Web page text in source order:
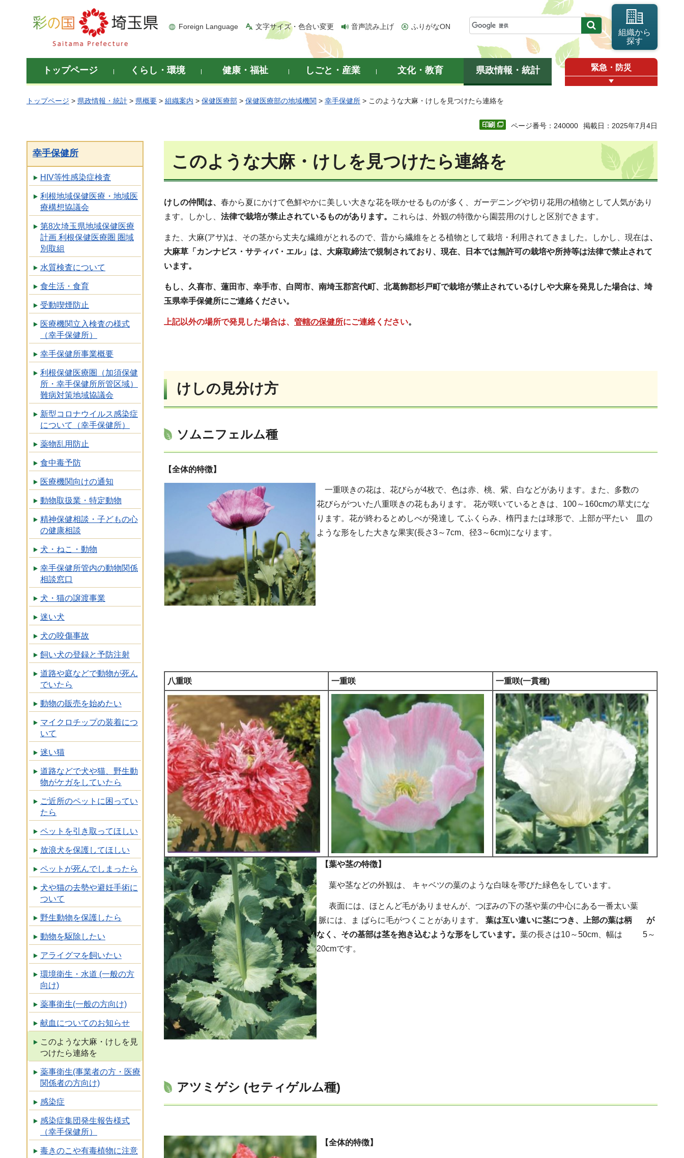
彩の国 埼玉県
Foreign Language 文字サイズ・色合い変更 音声読み上げ ふりがなON
組織から
探す
トップページ くらし・環境 健康・福祉 しごと・産業 文化・教育 県政情報・統計 緊急・防災
トップページ > 県政情報・統計 > 県概要 > 組織案内 > 保健医療部 > 保健医療部の地域機関 > 幸手保健所 > このような大麻・けしを見つけたら連絡を
ページ番号：240000 掲載日：2025年7月4日
幸手保健所
HIV等性感染症検査
利根地域保健医療・地域医
療構想協議会
第8次埼玉県地域保健医療
計画 利根保健医療圏 圏域
別取組
水質検査について
食生活・食育
受動喫煙防止
医療機関立入検査の様式
（幸手保健所）
幸手保健所事業概要
利根保健医療圏（加須保健
所・幸手保健所所管区域）
難病対策地域協議会
新型コロナウイルス感染症
について（幸手保健所）
薬物乱用防止
食中毒予防
医療機関向けの通知
動物取扱業・特定動物
精神保健相談・子どもの心
の健康相談
犬・ねこ・動物
幸手保健所管内の動物関係
相談窓口
犬・猫の譲渡事業
迷い犬
犬の咬傷事故
飼い犬の登録と予防注射
道路や庭などで動物が死ん
でいたら
動物の販売を始めたい
マイクロチップの装着につ
いて
迷い猫
道路などで犬や猫、野生動
物がケガをしていたら
ご近所のペットに困ってい
たら
ペットを引き取ってほしい
放浪犬を保護してほしい
ペットが死んでしまったら
犬や猫の去勢や避妊手術に
ついて
野生動物を保護したら
動物を駆除したい
アライグマを飼いたい
環境衛生・水道 (一般の方
向け)
薬事衛生(一般の方向け)
献血についてのお知らせ
このような大麻・けしを見
つけたら連絡を
薬事衛生(事業者の方・医療
関係者の方向け)
感染症
感染症集団発生報告様式
（幸手保健所）
毒きのこや有毒植物に注意
このような大麻・けしを見つけたら連絡を
けしの仲間は、 春から夏にかけて色鮮やかに美しい大きな花を咲かせるものが多く、ガーデニングや切り花用の植物として人気があり
ます。しかし、 法律で栽培が禁止されているものがあります。 これらは、外観の特徴から園芸用のけしと区別できます。
また、大麻(アサ)は、その茎から丈夫な繊維がとれるので、昔から繊維をとる植物として栽培・利用されてきました。しかし、現在は、
大麻草「カンナビス・サティバ・エル」は、大麻取締法で規制されており、現在、日本では無許可の栽培や所持等は法律で禁止されて
います。
もし、久喜市、蓮田市、幸手市、白岡市、南埼玉郡宮代町、北葛飾郡杉戸町で栽培が禁止されているけしや大麻を発見した場合は、埼
玉県幸手保健所にご連絡ください。
上記以外の場所で発見した場合は、 管轄の保健所にご連絡ください。
けしの見分け方
ソムニフェルム種
【全体的特徴】
一重咲きの花は、花びらが4枚で、色は赤、桃、紫、白などがあります。また、多数の
花びらがついた八重咲きの花もあります。 花が咲いているときは、100～160cmの草丈にな
ります。花が終わるとめしべが発達し てふくらみ、楕円または球形で、上部が平たい 皿の
ような形をした大きな果実(長さ3～7cm、径3～6cm)になります。
八重咲 一重咲 一重咲(一貫種)
【葉や茎の特徴】
葉や茎などの外観は、 キャベツの葉のような白味を帯びた緑色をしています。
表面には、ほとんど毛がありませんが、つぼみの下の茎や葉の中心にある一番太い葉
脈には、ま ばらに毛がつくことがあります。
葉は互い違いに茎につき、上部の葉は柄 が
なく、その基部は茎を抱き込むような形をしています。 葉の長さは10～50cm、幅は 5～
20cmです。
アツミゲシ (セティゲルム種)
【全体的特徴】